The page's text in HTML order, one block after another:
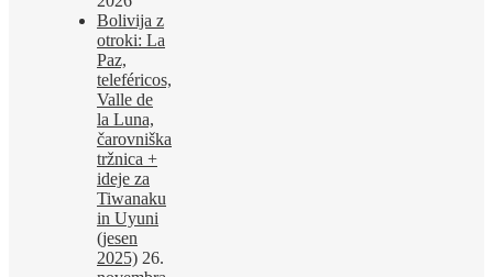
Bolivija z
otroki: La
Paz,
teleféricos,
Valle de
la Luna,
čarovniška
tržnica +
ideje za
Tiwanaku
in Uyuni
(jesen
2025) 26.